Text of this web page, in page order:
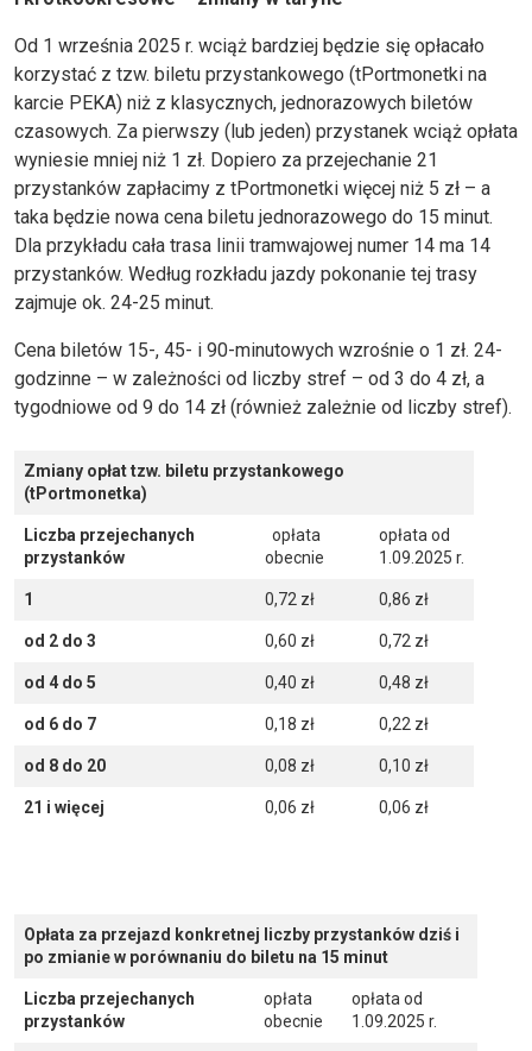
Od 1 września 2025 r. wciąż bardziej będzie się opłacało
korzystać z tzw. biletu przystankowego (tPortmonetki na
karcie PEKA) niż z klasycznych, jednorazowych biletów
czasowych. Za pierwszy (lub jeden) przystanek wciąż opłata
wyniesie mniej niż 1 zł. Dopiero za przejechanie 21
przystanków zapłacimy z tPortmonetki więcej niż 5 zł – a
taka będzie nowa cena biletu jednorazowego do 15 minut.
Dla przykładu cała trasa linii tramwajowej numer 14 ma 14
przystanków. Według rozkładu jazdy pokonanie tej trasy
zajmuje ok. 24-25 minut.
Cena biletów 15-, 45- i 90-minutowych wzrośnie o 1 zł. 24-
godzinne – w zależności od liczby stref – od 3 do 4 zł, a
tygodniowe od 9 do 14 zł (również zależnie od liczby stref).
Zmiany opłat tzw. biletu przystankowego
(tPortmonetka)
Liczba przejechanych
przystanków
opłata
obecnie
opłata od
1.09.2025 r.
1 0,72 zł 0,86 zł
od 2 do 3 0,60 zł 0,72 zł
od 4 do 5 0,40 zł 0,48 zł
od 6 do 7 0,18 zł 0,22 zł
od 8 do 20 0,08 zł 0,10 zł
21 i więcej 0,06 zł 0,06 zł
Opłata za przejazd konkretnej liczby przystanków dziś i
po zmianie w porównaniu do biletu na 15 minut
Liczba przejechanych
przystanków
opłata
obecnie
opłata od
1.09.2025 r.